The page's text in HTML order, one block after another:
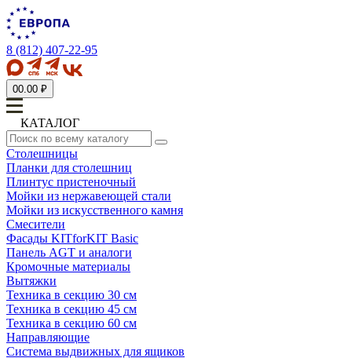
8 (812) 407-22-95
00.00 ₽
КАТАЛОГ
Столешницы
Планки для столешниц
Плинтус пристеночный
Мойки из нержавеющей стали
Мойки из искусственного камня
Смесители
Фасады KITforKIT Basic
Панель AGT и аналоги
Кромочные материалы
Вытяжки
Техника в секцию 30 см
Техника в секцию 45 см
Техника в секцию 60 см
Направляющие
Система выдвижных для ящиков